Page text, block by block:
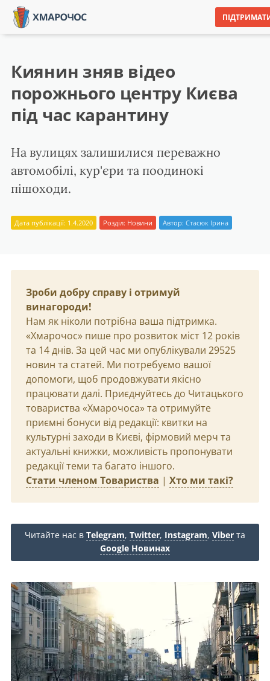
Киянин зняв відео
порожнього центру Києва
під час карантину
На вулицях залишилися переважно
автомобілі, кур'єри та поодинокі
пішоходи.
Дата публікації: 1.4.2020 Розділ: Новини Автор: Стасюк Ірина
Зроби добру справу і отримуй
винагороди!
Нам як ніколи потрібна ваша підтримка.
«Хмарочос» пише про розвиток міст 12 років
та 14 днів. За цей час ми опублікували 29525
новин та статей. Ми потребуємо вашої
допомоги, щоб продовжувати якісно
працювати далі. Приєднуйтесь до Читацького
товариства «Хмарочоса» та отримуйте
приємні бонуси від редакції: квитки на
культурні заходи в Києві, фірмовий мерч та
актуальні книжки, можливість пропонувати
редакції теми та багато іншого.
Стати членом Товариства | Хто ми такі?
Читайте нас в Telegram, Twitter, Instagram, Viber та
Google Новинах